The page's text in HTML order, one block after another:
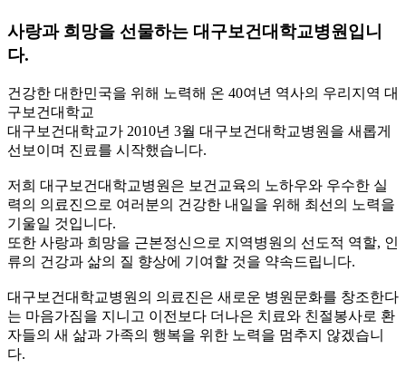
사랑과 희망을 선물하는 대구보건대학교병원입니
다.
건강한 대한민국을 위해 노력해 온 40여년 역사의 우리지역 대
구보건대학교
대구보건대학교가 2010년 3월 대구보건대학교병원을 새롭게
선보이며 진료를 시작했습니다.
저희 대구보건대학교병원은 보건교육의 노하우와 우수한 실
력의 의료진으로 여러분의 건강한 내일을 위해 최선의 노력을
기울일 것입니다.
또한 사랑과 희망을 근본정신으로 지역병원의 선도적 역할, 인
류의 건강과 삶의 질 향상에 기여할 것을 약속드립니다.
대구보건대학교병원의 의료진은 새로운 병원문화를 창조한다
는 마음가짐을 지니고 이전보다 더나은 치료와 친절봉사로 환
자들의 새 삶과 가족의 행복을 위한 노력을 멈추지 않겠습니
다.